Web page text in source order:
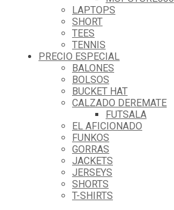
LAPTOPS
SHORT
TEES
TENNIS
PRECIO ESPECIAL
BALONES
BOLSOS
BUCKET HAT
CALZADO DEREMATE
FUTSALA
EL AFICIONADO
FUNKOS
GORRAS
JACKETS
JERSEYS
SHORTS
T-SHIRTS